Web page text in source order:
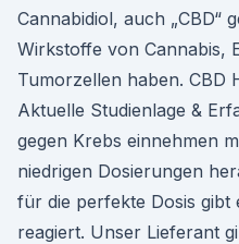
Cannabidiol, auch „CBD“
Wirkstoffe von Cannabis,
Tumorzellen haben. CBD
Aktuelle Studienlage &
gegen Krebs einnehmen
niedrigen Dosierungen
für die perfekte Dosis gibt
reagiert. Unser Lieferant